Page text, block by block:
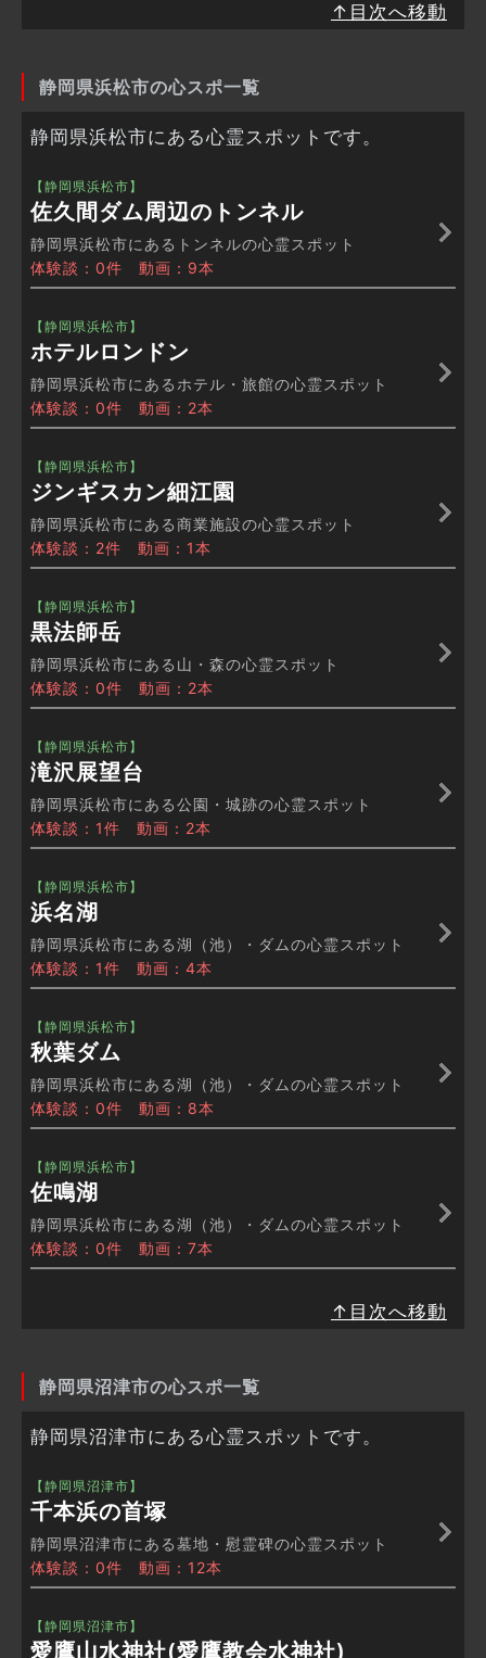
↑目次へ移動
静岡県浜松市の心スポ一覧
静岡県浜松市にある心霊スポットです。
【静岡県浜松市】
佐久間ダム周辺のトンネル
静岡県浜松市にあるトンネルの心霊スポット
体験談：0件 動画：9本
【静岡県浜松市】
ホテルロンドン
静岡県浜松市にあるホテル・旅館の心霊スポット
体験談：0件 動画：2本
【静岡県浜松市】
ジンギスカン細江園
静岡県浜松市にある商業施設の心霊スポット
体験談：2件 動画：1本
【静岡県浜松市】
黒法師岳
静岡県浜松市にある山・森の心霊スポット
体験談：0件 動画：2本
【静岡県浜松市】
滝沢展望台
静岡県浜松市にある公園・城跡の心霊スポット
体験談：1件 動画：2本
【静岡県浜松市】
浜名湖
静岡県浜松市にある湖（池）・ダムの心霊スポット
体験談：1件 動画：4本
【静岡県浜松市】
秋葉ダム
静岡県浜松市にある湖（池）・ダムの心霊スポット
体験談：0件 動画：8本
【静岡県浜松市】
佐鳴湖
静岡県浜松市にある湖（池）・ダムの心霊スポット
体験談：0件 動画：7本
↑目次へ移動
静岡県沼津市の心スポ一覧
静岡県沼津市にある心霊スポットです。
【静岡県沼津市】
千本浜の首塚
静岡県沼津市にある墓地・慰霊碑の心霊スポット
体験談：0件 動画：12本
【静岡県沼津市】
愛鷹山水神社(愛鷹教会水神社)